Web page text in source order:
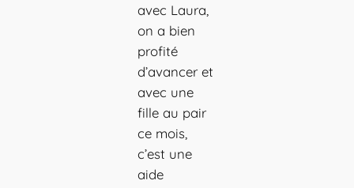
avec Laura,
on a bien
profité
d’avancer et
avec une
fille au pair
ce mois,
c’est une
aide